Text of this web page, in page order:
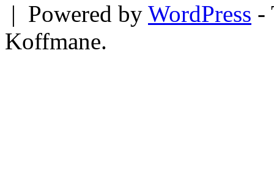
| Powered by WordPress -
Koffmane.